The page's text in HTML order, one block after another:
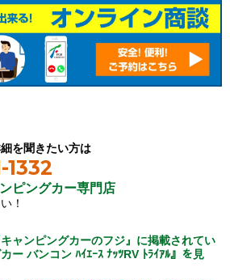
を聞きたい方は
1332
ピングカー専門店
！
キャンピングカーのフジ』に掲載されてい
ー バンコン ﾊｲｴｰｽ ﾅｯﾂRV ﾄﾗｲｱﾙ』を見